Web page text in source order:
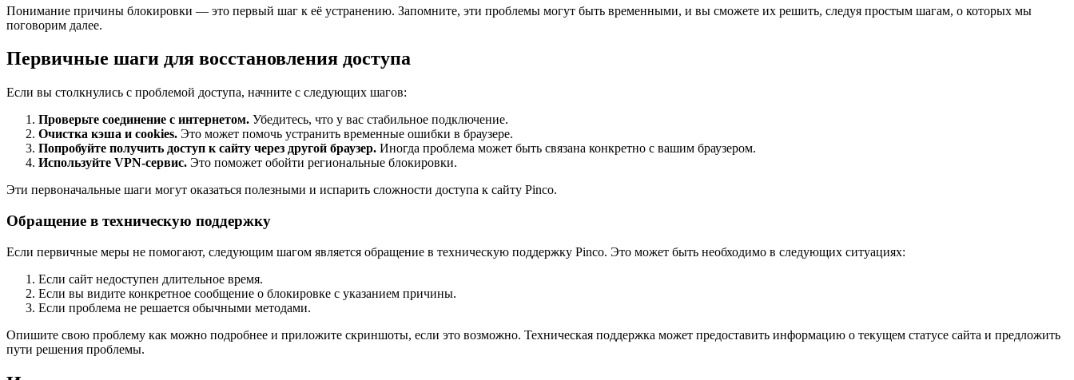
Понимание причины блокировки — это первый шаг к её устранению. Запомните, эти проблемы могут быть временными, и вы сможете их решить, следуя простым шагам, о которых мы
поговорим далее.
Первичные шаги для восстановления доступа
Если вы столкнулись с проблемой доступа, начните с следующих шагов:
Проверьте соединение с интернетом. Убедитесь, что у вас стабильное подключение.
Очистка кэша и cookies. Это может помочь устранить временные ошибки в браузере.
Попробуйте получить доступ к сайту через другой браузер. Иногда проблема может быть связана конкретно с вашим браузером.
Используйте VPN-сервис. Это поможет обойти региональные блокировки.
Эти первоначальные шаги могут оказаться полезными и испарить сложности доступа к сайту Pinco.
Обращение в техническую поддержку
Если первичные меры не помогают, следующим шагом является обращение в техническую поддержку Pinco. Это может быть необходимо в следующих ситуациях:
Если сайт недоступен длительное время.
Если вы видите конкретное сообщение о блокировке с указанием причины.
Если проблема не решается обычными методами.
Опишите свою проблему как можно подробнее и приложите скриншоты, если это возможно. Техническая поддержка может предоставить информацию о текущем статусе сайта и предложить
пути решения проблемы.